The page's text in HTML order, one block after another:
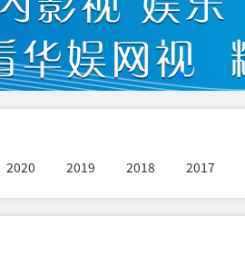
2020 2019 2018 2017